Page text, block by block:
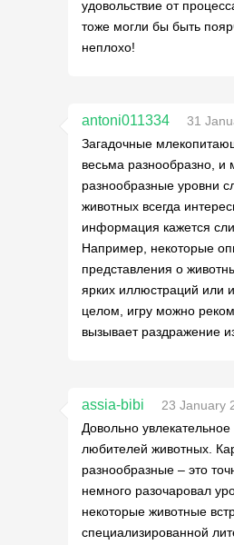
удовольствие от
тоже могли бы быть
неплохо!
antoni011334
31
Загадочные
весьма разнообразно, и
разнообразные уровни
животных всегда
информация кажется
Например, некоторые
представления о
ярких иллюстраций или
целом, игру можно
вызывает раздражение
assia-bibi
23 January
Довольно
любителей животных.
разнообразные – это
немного разочаровал
некоторые животные
специализированной